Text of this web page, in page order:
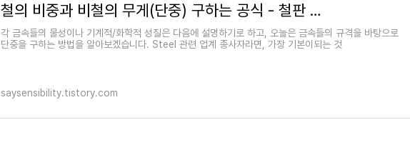
철의 비중과 비철의 무게(단중) 구하는 공식 - 철판 중량산출공식
각 금속들의 물성이나 기계적/화학적 성질은 다음에 설명하기로 하고, 오늘은 금속들의 규격을 바탕으로
단중을 구하는 방법을 알아보겠습니다. Steel 관련 업계 종사자라면, 가장 기본이되는 것
saysensibility.tistory.com